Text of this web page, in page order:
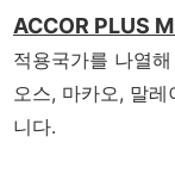
ACCOR PLUS
적용국가를 나열
오스, 마카오, 말
니다.